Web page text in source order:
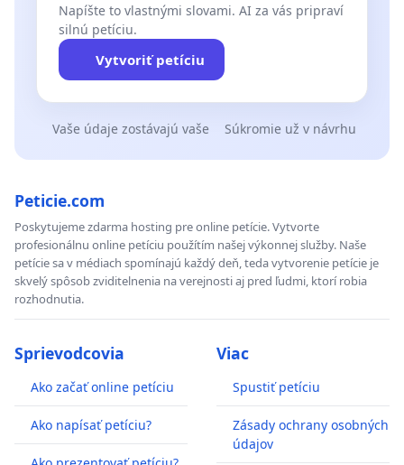
Napíšte to vlastnými slovami. AI za vás pripraví
silnú petíciu.
Vytvoriť petíciu
Vaše údaje zostávajú vaše Súkromie už v návrhu
Peticie.com
Poskytujeme zdarma hosting pre online petície. Vytvorte
profesionálnu online petíciu použítím našej výkonnej služby. Naše
petície sa v médiach spomínajú každý deň, teda vytvorenie petície je
skvelý spôsob zviditelnenia na verejnosti aj pred ľudmi, ktorí robia
rozhodnutia.
Sprievodcovia
Ako začať online petíciu
Ako napísať petíciu?
Viac
Spustiť petíciu
Zásady ochrany osobných
údajov